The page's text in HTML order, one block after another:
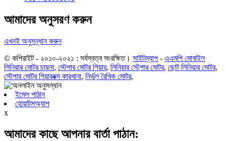
আমাদের অনুসরণ করুন
এখনই অনুসন্ধান করুন
© কপিরাইট - ২০১০-২০২১ : সর্বস্বত্ব সংরক্ষিত। সাইটম্যাপ - এএমপি মোবাইল
লিনিয়ার মোটর চায়না, স্টেপার মোটর গিয়ার, লিনিয়ার স্টেপার মোটর, ছোট লিনিয়ার মোটর,
স্টেপার মোটর গিয়ারবক্স কারখানা, নির্ভুল রৈখিক মোটর,
ইমেল পাঠান
হোয়াটসঅ্যাপ
x
আমাদের কাছে আপনার বার্তা পাঠান: